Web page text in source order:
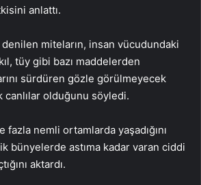
anlattı.
denilen miteların, insan vücudundaki
tüy gibi bazı maddelerden
sürdüren gözle görülmeyecek
canlılar olduğunu söyledi.
fazla nemli ortamlarda yaşadığını
bünyelerde astıma kadar varan ciddi
aktardı.